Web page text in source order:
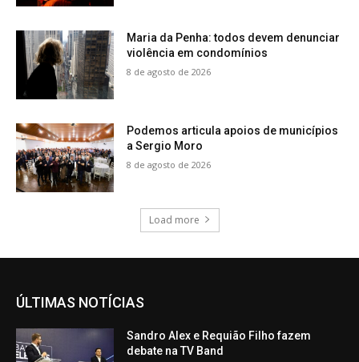
Maria da Penha: todos devem denunciar
violência em condomínios
8 de agosto de 2026
Podemos articula apoios de municípios
a Sergio Moro
8 de agosto de 2026
Load more
ÚLTIMAS NOTÍCIAS
Sandro Alex e Requião Filho fazem
debate na TV Band